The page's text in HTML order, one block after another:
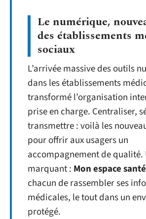
Le numérique,
des établissements
sociaux
L’arrivée massive des outils
dans les établissements
transformé l’organisation
prise en charge. Centraliser,
transmettre : voilà les
pour offrir aux usagers un
accompagnement de qualité.
marquant : Mon espace santé
chacun de rassembler ses
médicales, le tout dans un
protégé.